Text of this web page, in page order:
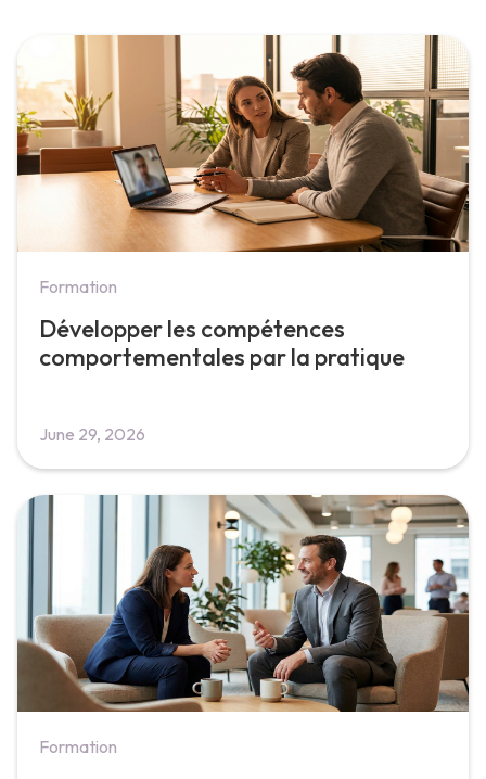
Formation
Développer les compétences
comportementales par la pratique
June 29, 2026
Formation